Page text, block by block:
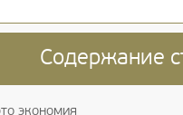
Содержание
экономия